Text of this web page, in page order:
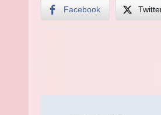
Facebook